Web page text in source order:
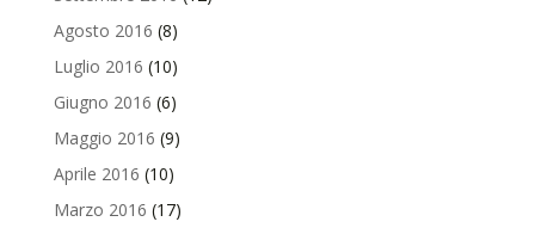
Agosto 2016 (8)
Luglio 2016 (10)
Giugno 2016 (6)
Maggio 2016 (9)
Aprile 2016 (10)
Marzo 2016 (17)